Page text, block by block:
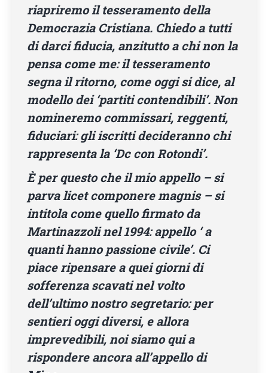
riapriremo il tesseramento della
Democrazia Cristiana. Chiedo a tutti
di darci fiducia, anzitutto a chi non la
pensa come me: il tesseramento
segna il ritorno, come oggi si dice, al
modello dei ‘partiti contendibili’. Non
nomineremo commissari, reggenti,
fiduciari: gli iscritti decideranno chi
rappresenta la ‘Dc con Rotondi’.
È per questo che il mio appello – si
parva licet componere magnis – si
intitola come quello firmato da
Martinazzoli nel 1994: appello ‘ a
quanti hanno passione civile’. Ci
piace ripensare a quei giorni di
sofferenza scavati nel volto
dell’ultimo nostro segretario: per
sentieri oggi diversi, e allora
imprevedibili, noi siamo qui a
rispondere ancora all’appello di